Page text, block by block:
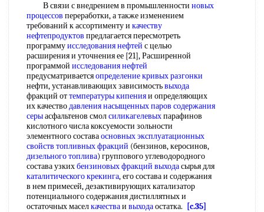
В связи с внедрением в промышленности новых
процессов переработки, а также изменением
требований к ассортименту и качеству
нефтепродуктов предлагается пересмотреть
программуисследования нефтей с целью
расширения и уточнения ее [21], Расширенной
программой исследования нефтей
предусматриваетсяопределение кривых разгонки
нефти, устанавливающих зависимостьвыхода
фракций оттемпературы кипенияи определяющих
их качестводавления насыщенных паров содержания
серыасфальтенов смолсиликагелевыхпарафинов
кислотного числа коксуемости зольности
элементного составаосновных эксплуатационных
свойств топливных фракций (бензинов, керосинов,
дизельного топлива) группового углеводородного
состава узкихбензиновых фракций выходасырья для
каталитического крекинга, его состава и содержания
в нем примесей, дезактивирующих катализатор
потенциального содержания дистиллятных и
остаточных маселкачестваи выходаостатка.
[c.35]